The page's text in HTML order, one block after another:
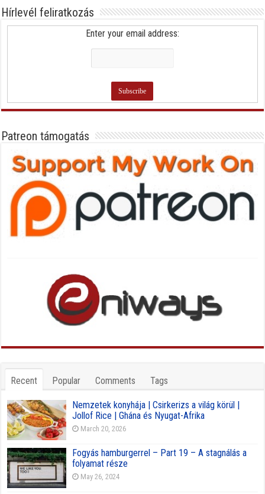
Hírlevél feliratkozás
Enter your email address:
Patreon támogatás
Recent Popular Comments Tags
Nemzetek konyhája | Csirkerizs a világ körül |
Jollof Rice | Ghána és Nyugat-Afrika
March 20, 2026
Fogyás hamburgerrel – Part 19 – A stagnálás a
folyamat része
May 26, 2024